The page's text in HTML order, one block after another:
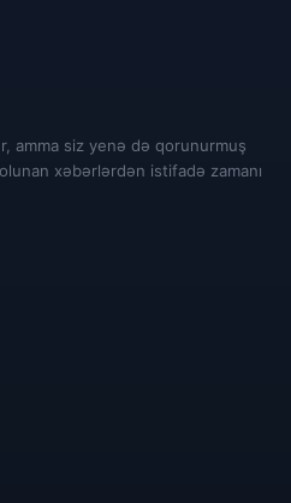
amma siz yenə də qorunurmuş
xəbərlərdən istifadə zamanı